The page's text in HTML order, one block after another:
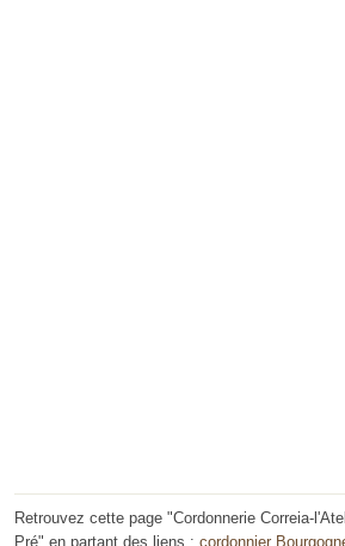
Retrouvez cette page "Cordonnerie Correia-
Pré" en partant des liens : cordonnier